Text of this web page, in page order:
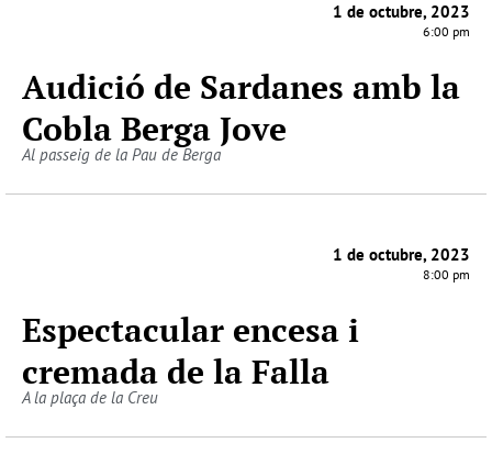
1 de octubre, 2023
6:00 pm
Audició de Sardanes amb la
Cobla Berga Jove
Al passeig de la Pau de Berga
1 de octubre, 2023
8:00 pm
Espectacular encesa i
cremada de la Falla
A la plaça de la Creu